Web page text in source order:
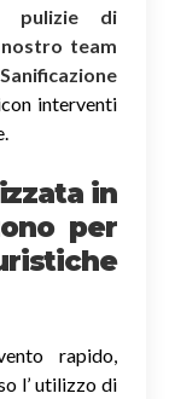
pulizie di
team
interventi
in
per
rapido,
l’ utilizzo di